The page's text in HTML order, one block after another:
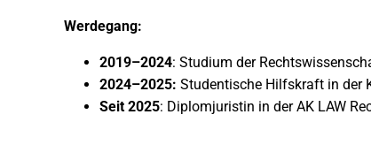
Werdegang:
2019–2024: Studium der
2024–2025: Studentische Hilfskraft in der
Seit 2025: Diplomjuristin in der AK LAW